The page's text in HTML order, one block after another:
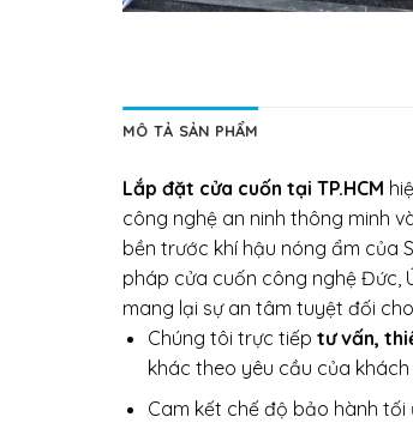
MÔ TẢ SẢN PHẨM
Lắp đặt cửa cuốn tại TP.HCM
công nghệ an ninh thông minh
bền trước khí hậu nóng ẩm của
pháp cửa cuốn công nghệ Đức,
mang lại sự an tâm tuyệt đối
Chúng tôi trực tiếp tư vấn,
khác theo yêu cầu của
Cam kết chế độ bảo hành tối